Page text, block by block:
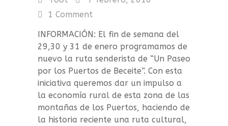
1 Comment
INFORMACIÓN: El fin de semana del
29,30 y 31 de enero programamos de
nuevo la ruta senderista de “Un Paseo
por los Puertos de Beceite”. Con esta
iniciativa queremos dar un impulso a
la economía rural de esta zona de las
montañas de los Puertos, haciendo de
la historia reciente una ruta cultural,